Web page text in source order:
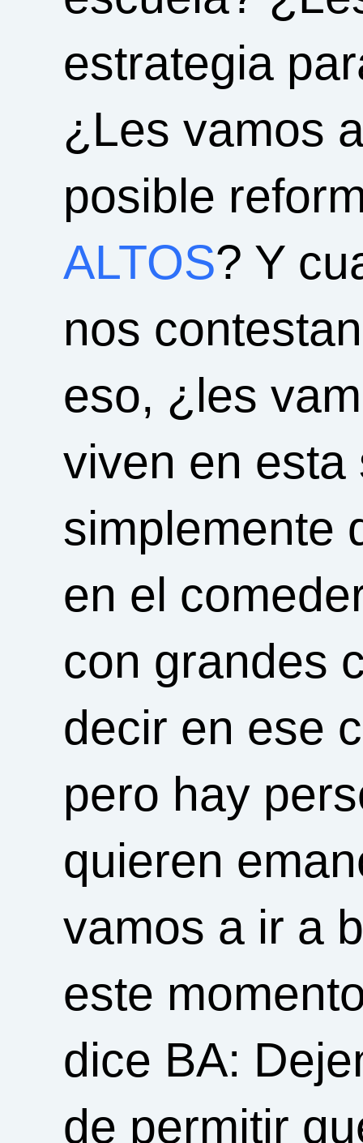
estrategia
¿Les vamos
posible
ALTOS? Y
nos
eso, ¿les
viven en esta
simplemente
en el
con grandes
decir en ese
pero hay
quieren
vamos a ir a
este
dice BA:
de permitir